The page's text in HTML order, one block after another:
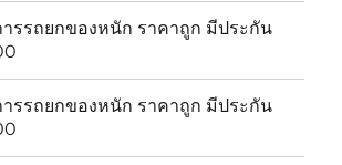
ารรถยกของหนัก ราคาถูก มีประกัน
ารรถยกของหนัก ราคาถูก มีประกัน